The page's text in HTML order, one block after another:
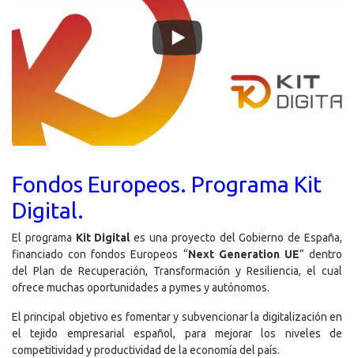
Fondos Europeos. Programa Kit
Digital.
El programa Kit Digitales una proyecto del Gobierno de España,
financiado con fondos Europeos “Next Generation UE” dentro
del Plan de Recuperación, Transformación y Resiliencia, el cual
ofrece muchas oportunidades a pymes y autónomos.
El principal objetivo es fomentar y subvencionar la digitalización en
el tejido empresarial español, para mejorar los niveles de
competitividad y productividad de la economía del país.